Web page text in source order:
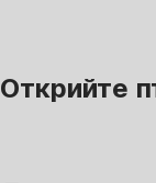
Открийте